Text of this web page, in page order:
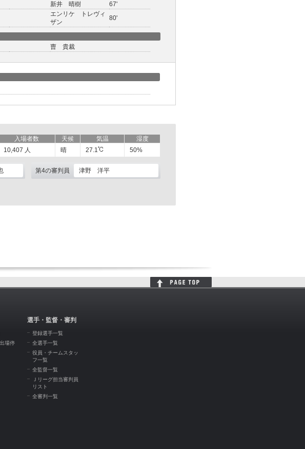
新井 晴樹
67'
エンリケ トレヴィ
ザン
80'
曺 貴裁
入場者数 天候 気温
湿度
10,407 人 晴 27.1 50%
第4の審判員 津野 洋平
場停
選手・監督・審判
登録選手一覧
全選手一覧
役員・チームスタッ
フ一覧
全監督一覧
Ｊリーグ担当審判員
リスト
全審判一覧